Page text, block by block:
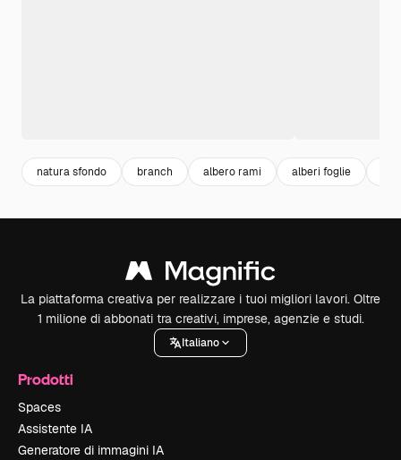
natura sfondo branch albero rami alberi foglie
La piattaforma creativa per realizzare i tuoi migliori lavori. Oltre
1 milione di abbonati tra creativi, imprese, agenzie e studi.
Italiano
Prodotti
Spaces
Assistente IA
Generatore di immagini IA